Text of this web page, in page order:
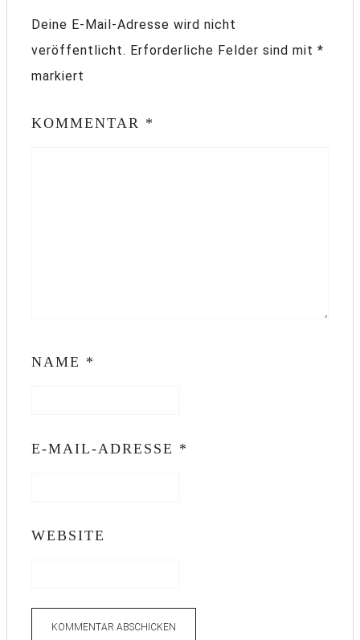
Deine E-Mail-Adresse wird nicht
veröffentlicht. Erforderliche Felder sind mit *
markiert
KOMMENTAR *
NAME *
E-MAIL-ADRESSE *
WEBSITE